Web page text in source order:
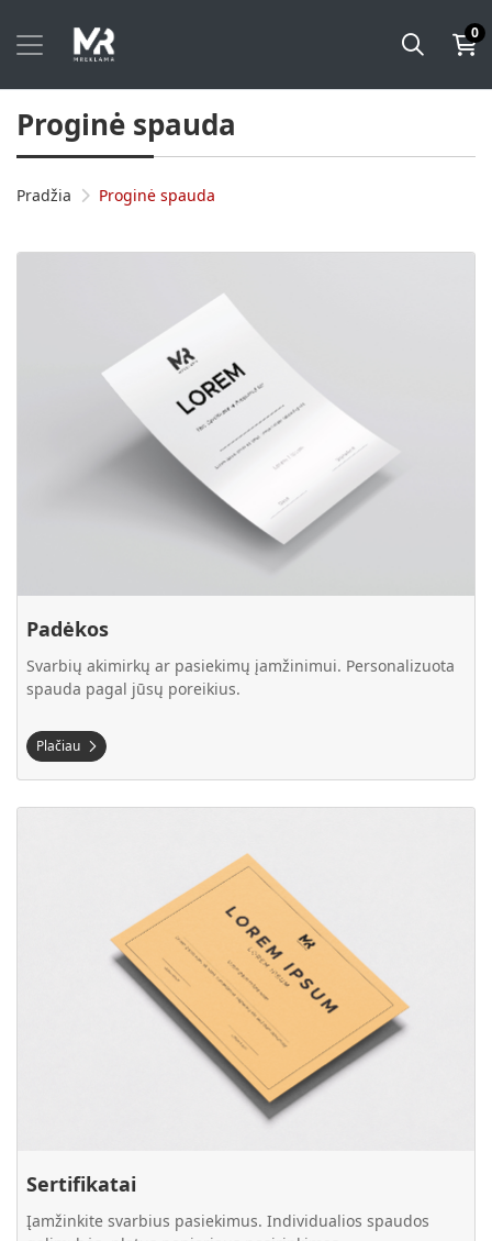
0
Proginė spauda
Pradžia Proginė spauda
Padėkos
Svarbių akimirkų ar pasiekimų įamžinimui. Personalizuota
spauda pagal jūsų poreikius.
Plačiau
Sertifikatai
Įamžinkite svarbius pasiekimus. Individualios spaudos